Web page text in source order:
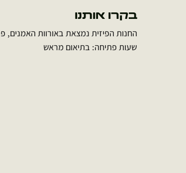
בקרו אותנו
החנות הפיזית נמצאת באורוות האמנים,
שעות פתיחה: בתיאום מראש